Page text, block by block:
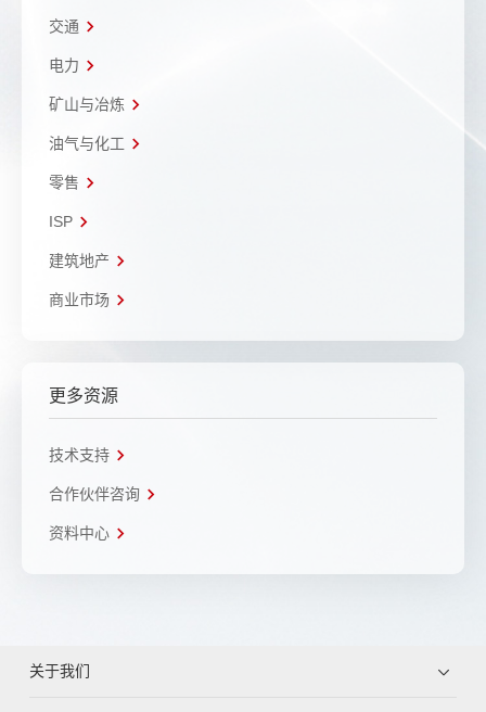
交通
电力
矿山与冶炼
油气与化工
零售
ISP
建筑地产
商业市场
更多资源
技术支持
合作伙伴咨询
资料中心
关于我们